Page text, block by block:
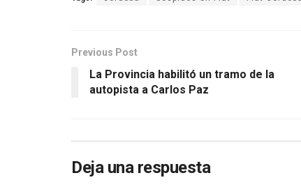
Previous Post
La Provincia habilitó un tramo de la
autopista a Carlos Paz
Deja una respuesta